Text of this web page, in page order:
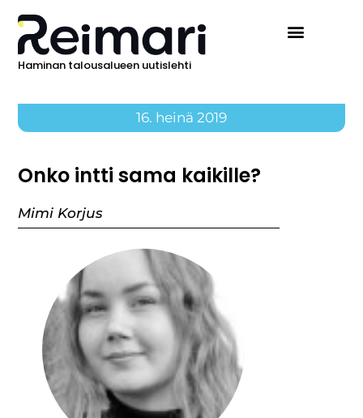
Haminan talousalueen uutislehti
16. heinä 2019
Onko intti sama kaikille?
Mimi Korjus